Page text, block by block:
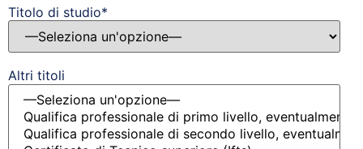
Titolo di studio*
Altri titoli